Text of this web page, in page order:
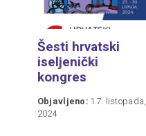
Šesti hrvatski
iseljenički
kongres
Objavljeno: 17. listopada,
2024